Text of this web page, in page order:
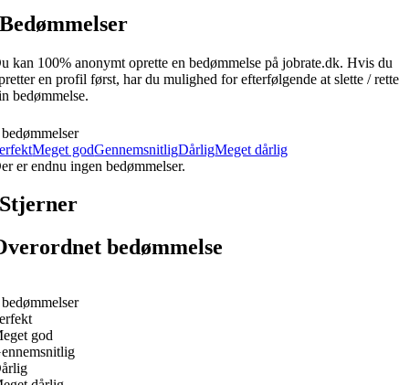
Bedømmelser
kan 100% anonymt oprette en bedømmelse på jobrate.dk. Hvis du
en profil først, har du mulighed for efterfølgende at slette / rette
bedømmelse.
Meget godGennemsnitligDårligMeget dårlig
er endnu ingen bedømmelser.
Stjerner
bedømmelse
god